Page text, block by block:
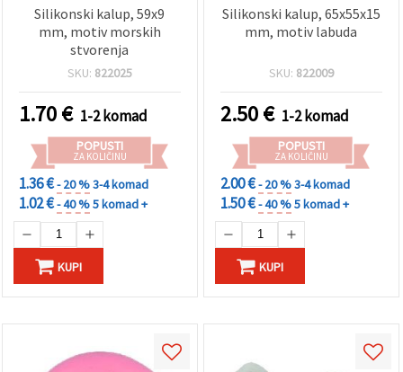
Silikonski kalup, 59x9
mm, motiv morskih
stvorenja
SKU: 822025
1.70€ 1-2 komad
POPUSTI
ZA KOLIČINU
1.36 €- 20 %3-4 komad
1.02 €- 40 %5 komad +
KUPI
Silikonski kalup, 65x55x15
mm, motiv labuda
SKU: 822009
2.50€ 1-2 komad
POPUSTI
ZA KOLIČINU
2.00 €- 20 %3-4 komad
1.50 €- 40 %5 komad +
KUPI